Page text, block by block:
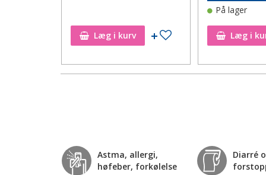
Tilføj til ønskeseddelLæg i kurv Tilføj til ønskeseddel
På lager
Læg i
Astma, allergi,
høfeber, forkølelse
Diarré